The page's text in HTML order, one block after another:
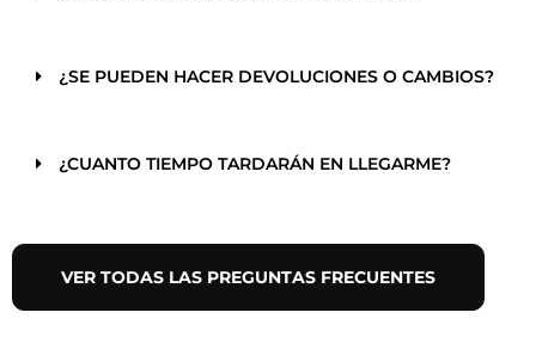
¿SE PUEDEN HACER DEVOLUCIONES O CAMBIOS?
¿CUANTO TIEMPO TARDARÁN EN LLEGARME?
VER TODAS LAS PREGUNTAS FRECUENTES